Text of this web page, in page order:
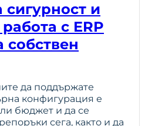
сигурност и
с ERP
собствен
да поддържате
конфигурация е
бюджет и да се
сега, както и да